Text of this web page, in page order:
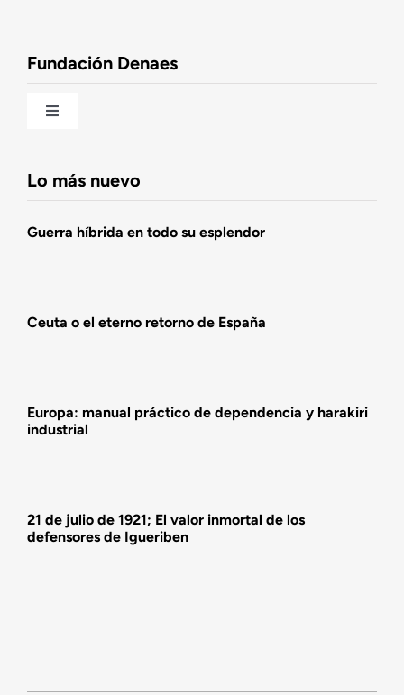
Fundación Denaes
Toggle
Lo más nuevo
Guerra híbrida en todo su esplendor
Ceuta o el eterno retorno de España
Europa: manual práctico de dependencia y harakiri
industrial
21 de julio de 1921; El valor inmortal de los
defensores de Igueriben